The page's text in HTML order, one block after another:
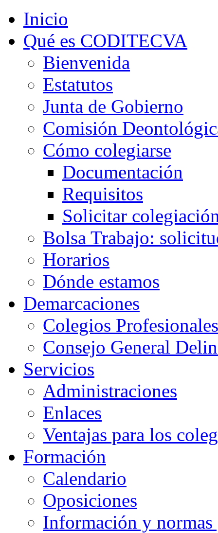
Inicio
Qué es CODITECVA
Bienvenida
Estatutos
Junta de Gobierno
Comisión
Cómo colegiarse
Documentación
Requisitos
Solicitar
Bolsa Trabajo:
Horarios
Dónde estamos
Demarcaciones
Colegios Profesionales
Consejo General
Servicios
Administraciones
Enlaces
Ventajas para los
Formación
Calendario
Oposiciones
Información y normas